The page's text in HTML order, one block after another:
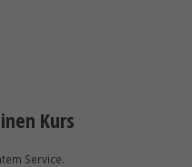
Kurs
Service.